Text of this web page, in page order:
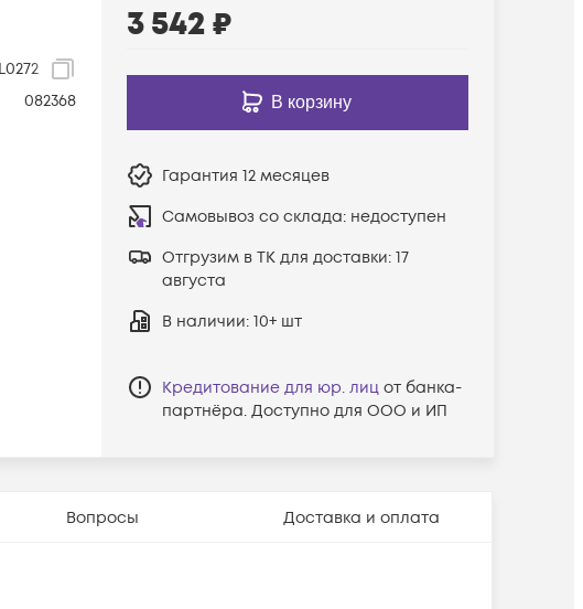
082368
3 542₽
В корзину
Гарантия 12 месяцев
Самовывоз со склада: недоступен
Отгрузим в ТК для доставки: 17
августа
В наличии: 10+ шт
Кредитование для юр. лиц от банка-
партнёра. Доступно для ООО и ИП
Вопросы Доставка и оплата